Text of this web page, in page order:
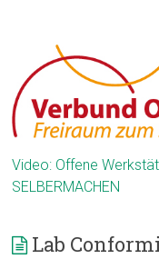
Video: Offene
SELBERMACHEN
Lab